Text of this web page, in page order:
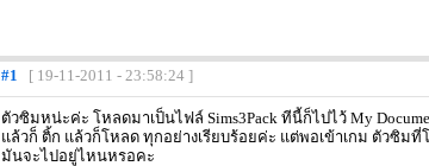
#1 [ 19-11-2011 - 23:58:24 ]
ตัวซิมหน่ะค่ะ โหลดมาเป็นไฟล์ Sims3Pack ทีนี้ก็ไปไว้ My
แล้วก็ ติ้ก แล้วก็โหลด ทุกอย่างเรียบร้อยค่ะ แต่พอเข้าเกม ตัวซิม
มันจะไปอยู่ไหนหรอคะ